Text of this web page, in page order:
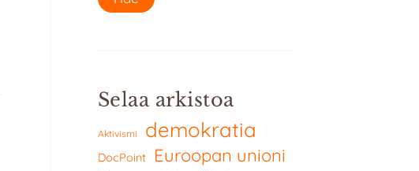
Selaa arkistoa
Aktivismi demokratia
DocPoint Euroopan unioni